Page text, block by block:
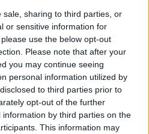
sale, sharing to third parties, or
or sensitive information for
use the below opt-out
Please note that after your
you may continue seeing
personal information utilized by
to third parties prior to
opt-out of the further
by third parties on the
This information may
andando nella
del sito o
Abusi Porto Cervo
Cervo
Notizie Arzachena
Porto Cervo